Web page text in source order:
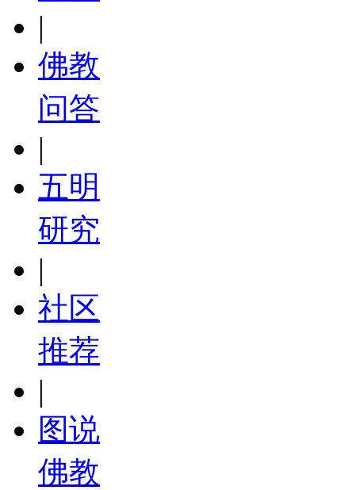
|
佛教
问答
|
五明
研究
|
社区
推荐
|
图说
佛教